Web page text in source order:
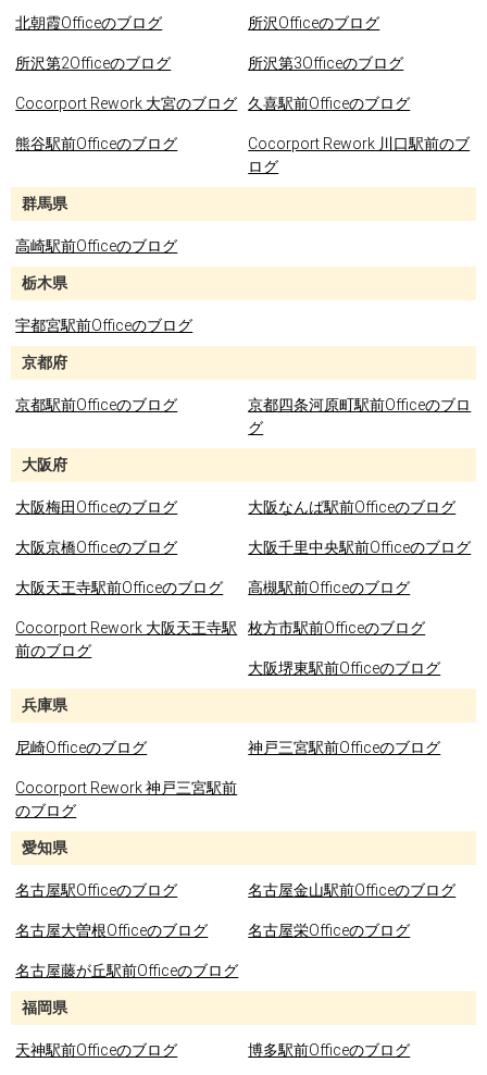
北朝霞Officeのブログ 所沢Officeのブログ
所沢第2Officeのブログ 所沢第3Officeのブログ
Cocorport Rework 大宮のブログ 久喜駅前Officeのブログ
熊谷駅前Officeのブログ
Cocorport Rework 川口駅前のブ
ログ
群馬県
高崎駅前Officeのブログ
栃木県
宇都宮駅前Officeのブログ
京都府
京都駅前Officeのブログ
京都四条河原町駅前Officeのブロ
グ
大阪府
大阪梅田Officeのブログ 大阪なんば駅前Officeのブログ
大阪京橋Officeのブログ 大阪千里中央駅前Officeのブログ
大阪天王寺駅前Officeのブログ 高槻駅前Officeのブログ
Cocorport Rework 大阪天王寺駅
前のブログ
枚方市駅前Officeのブログ
大阪堺東駅前Officeのブログ
兵庫県
尼崎Officeのブログ 神戸三宮駅前Officeのブログ
Cocorport Rework 神戸三宮駅前
のブログ
愛知県
名古屋駅Officeのブログ 名古屋金山駅前Officeのブログ
名古屋大曽根Officeのブログ 名古屋栄Officeのブログ
名古屋藤が丘駅前Officeのブログ
福岡県
天神駅前Officeのブログ 博多駅前Officeのブログ